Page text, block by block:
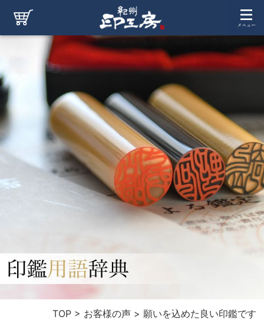
TOP> お客様の声> 願いを込めた良い印鑑です